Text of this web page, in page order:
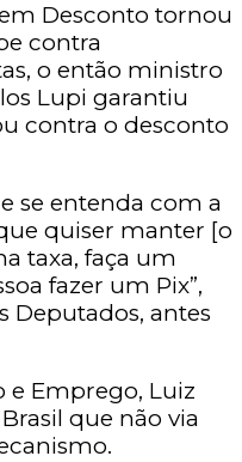
Desconto tornou
contra
o então ministro
Lupi garantiu
contra o desconto
se entenda com a
quiser manter [o
taxa, faça um
fazer um Pix”,
Deputados, antes
e Emprego, Luiz
que não via